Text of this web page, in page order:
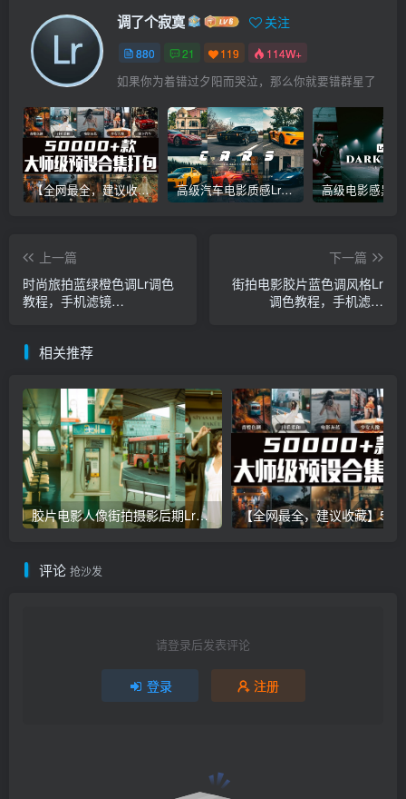
调了个寂寞 关注
880 21 119 114W+
如果你为着错过夕阳而哭泣，那么你就要错群星了
【全网最全，建议收藏】5万多款Lr顶级调色预设合集，精心整理，分类清晰，摄影师调色师必备素材，够用一辈子！ 高级汽车电影质感Lr调色教程，手机滤镜PS+Lightroom预设下载！
上一篇
时尚旅拍蓝绿橙色调Lr调色
教程，手机滤镜
下一篇
街拍电影胶片蓝色调风格Lr
调色教程，手机滤镜
相关推荐
胶片电影人像街拍摄影后期Lr调色教程，手机滤镜PS+Lightroom预设下载！
评论 抢沙发
请登录后发表评论
登录 注册